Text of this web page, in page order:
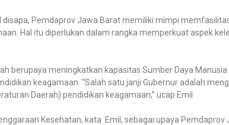
disapa, Pemdaprov Jawa Barat memiliki mimpi
Hal itu diperlukan dalam rangka memperkuat aspek
berupaya meningkatkan kapasitas Sumber Daya Manusia
keagamaan. “Salah satu janji Gubernur adalah
Daerah) pendidikan keagamaan,” ucap Emil.
Kesehatan, kata Emil, sebagai upaya